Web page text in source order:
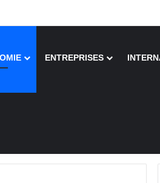
une greffe inédite
ENTREPRISES